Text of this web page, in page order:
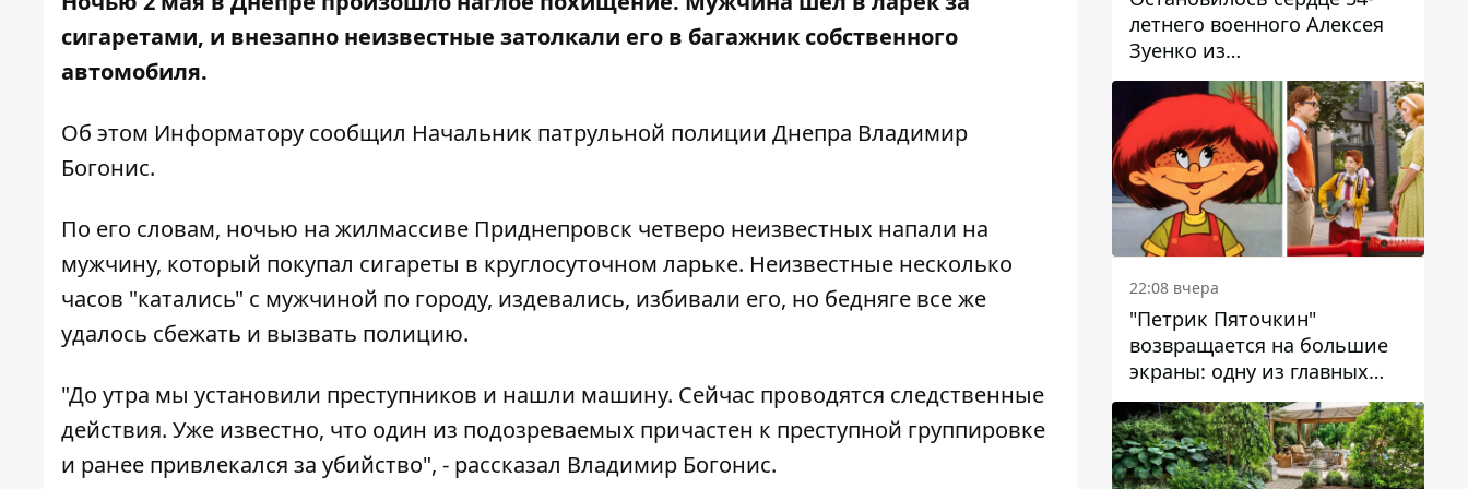
сигаретами, и внезапно неизвестные затолкали его в багажник собственного
автомобиля.
Об этом Информатору сообщил Начальник патрульной полиции Днепра Владимир
Богонис.
По его словам, ночью на жилмассиве Приднепровск четверо неизвестных напали на
мужчину, который покупал сигареты в круглосуточном ларьке. Неизвестные несколько
часов "катались" с мужчиной по городу, издевались, избивали его, но бедняге все же
удалось сбежать и вызвать полицию.
"До утра мы установили преступников и нашли машину. Сейчас проводятся следственные
действия. Уже известно, что один из подозреваемых причастен к преступной группировке
и ранее привлекался за убийство", - рассказал Владимир Богонис.
летнего военного Алексея
Зуенко из
Днепропетровской области
22:08 вчера
"Петрик Пяточкин"
возвращается на большие
экраны: одну из главных
ролей сыграет 9-летний
днепрянин Александр
Войтеховский